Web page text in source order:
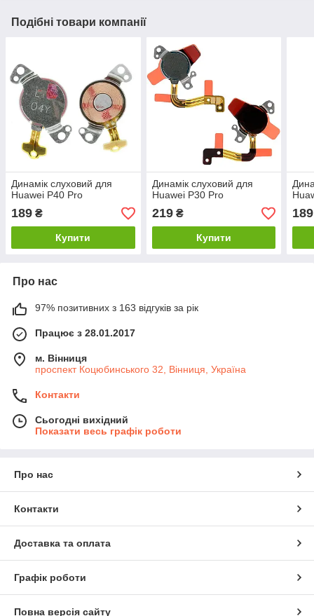
Подібні товари компанії
Динамік слуховий для
Huawei P40 Pro
189 ₴
Купити
Динамік слуховий для
Huawei P30 Pro
219₴
Купити
189
Про нас
97% позитивних з 163 відгуків за рік
Працює з 28.01.2017
м. Вінниця
проспект Коцюбинського 32, Вінниця, Україна
Контакти
Сьогодні вихідний
Показати весь графік роботи
Про нас
Контакти
Доставка та оплата
Графік роботи
Повна версія сайту